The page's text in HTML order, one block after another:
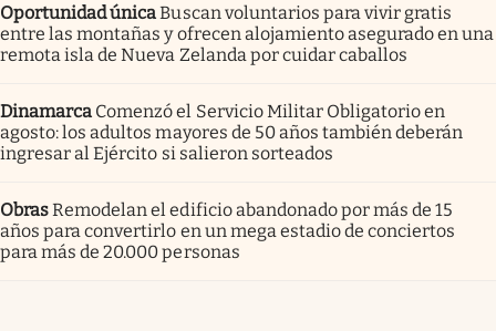
Oportunidad únicaBuscan voluntarios para vivir gratis
entre las montañas y ofrecen alojamiento asegurado en una
remota isla de Nueva Zelanda por cuidar caballos
Dinamarca Comenzó el Servicio Militar Obligatorio en
agosto: los adultos mayores de 50 años también deberán
ingresar al Ejército si salieron sorteados
ObrasRemodelan el edificio abandonado por más de 15
años para convertirlo en un mega estadio de conciertos
para más de 20.000 personas